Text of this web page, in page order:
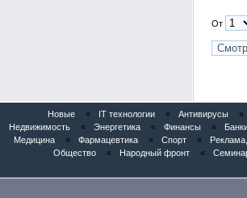
От
Новые « IT технологии « Антивирусы «
Недвижимость
« Энергетика « Финансы «
Медицина
« Фармацевтика « Спорт «
Общество
« Народный фронт «